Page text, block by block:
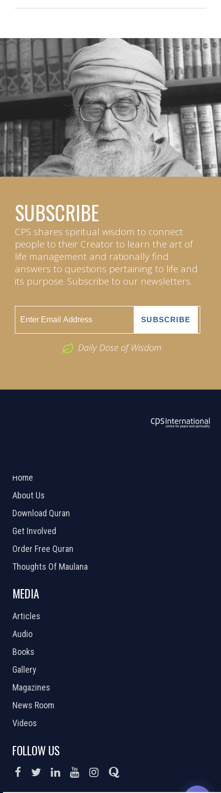
SUBSCRIBE
CPS shares spiritual wisdom to connect
people to their Creator to learn the art of
life management and rationally find
answers to questions pertaining to life and
its purpose. Subscribe to our newsletters.
Daily Dose of Wisdom
Home
About Us
Download Quran
Get Involved
Order Free Quran
Thoughts Of Maulana
MEDIA
Articles
Audio
Books
Gallery
Magazines
News Room
Videos
FOLLOW US